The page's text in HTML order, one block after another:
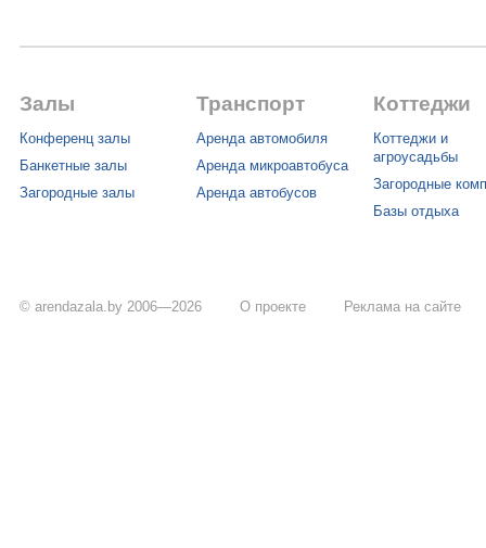
Залы
Конференц залы
Банкетные залы
Загородные залы
Транспорт
Аренда автомобиля
Аренда микроавтобуса
Аренда автобусов
Коттеджи
Коттеджи и
агроусадьбы
Загородные
Базы отдыха
© arendazala.by 2006—2026 О проекте Реклама на сайте